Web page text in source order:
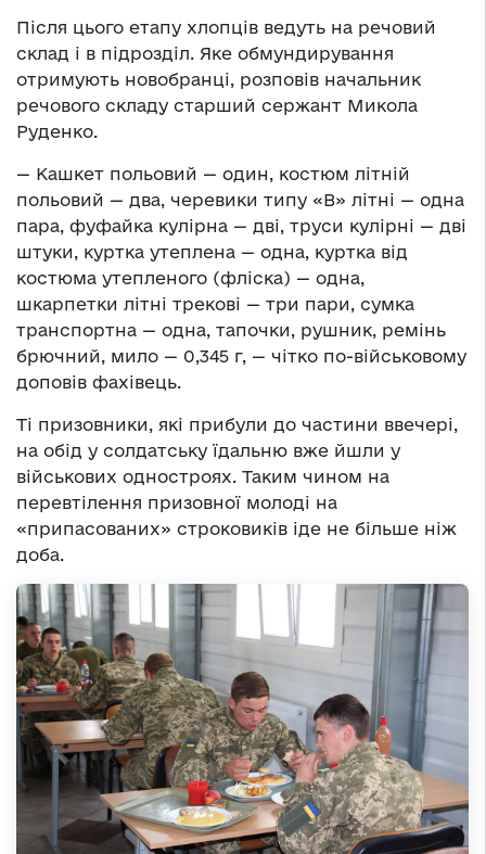
Після цього етапу хлопців ведуть на речовий
склад і в підрозділ. Яке обмундирування
отримують новобранці, розповів начальник
речового складу старший сержант Микола
Руденко.
— Кашкет польовий — один, костюм літній
польовий — два, черевики типу «В» літні — одна
пара, фуфайка кулірна — дві, труси кулірні — дві
штуки, куртка утеплена — одна, куртка від
костюма утепленого (фліска) — одна,
шкарпетки літні трекові — три пари, сумка
транспортна — одна, тапочки, рушник, ремінь
брючний, мило — 0,345 г, — чітко по-військовому
доповів фахівець.
Ті призовники, які прибули до частини ввечері,
на обід у солдатську їдальню вже йшли у
військових одностроях. Таким чином на
перевтілення призовної молоді на
«припасованих» строковиків іде не більше ніж
доба.